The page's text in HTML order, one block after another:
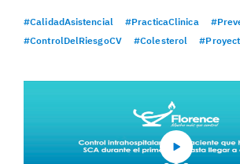
#CalidadAsistencial #PracticaClinica
#ControlDelRiesgoCV
#Colesterol